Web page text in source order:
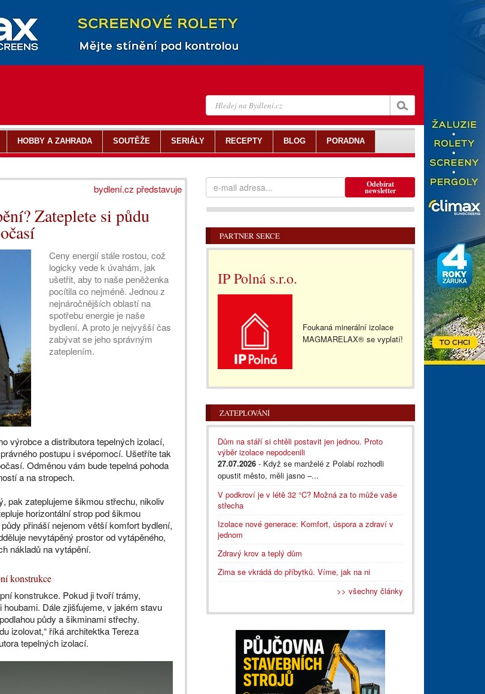
bydlení.cz představuje
Zateplete si půdu
Ceny energií stále rostou, což
logicky vede k úvahám, jak
ušetřit, aby to naše peněženka
pocítila co nejméně. Jednou z
nejnáročnějších oblastí na
spotřebu energie je naše
bydlení. A proto je nejvyšší čas
zabývat se jeho správným
zateplením.
výrobce a distributora tepelných izolací,
postupu i svépomocí. Ušetříte tak
Odměnou vám bude tepelná pohoda
a na stropech.
pak zateplujeme šikmou střechu, nikoliv
horizontální strop pod šikmou
přináší nejenom větší komfort bydlení,
nevytápěný prostor od vytápěného,
nákladů na vytápění.
konstrukce
konstrukce. Pokud ji tvoří trámy,
Dále zjišťujeme, v jakém stavu
půdy a šikminami střechy.
izolovat,“ říká architektka Tereza
tepelných izolací.
Odebírat
newsletter
PARTNER SEKCE
IP Polná s.r.o.
Foukaná minerální izolace
MAGMARELAX® se vyplatí!
ZATEPLOVÁNÍ
Dům na stáří si chtěli postavit jen jednou. Proto
výběr izolace nepodcenili
27.07.2026 - Když se manželé z Polabí rozhodli
opustit město, měli jasno –...
V podkroví je v létě 32 °C? Možná za to může vaše
střecha
Izolace nové generace: Komfort, úspora a zdraví v
jednom
Zdravý krov a teplý dům
Zima se vkrádá do příbytků. Víme, jak na ni
>> všechny články
HOBBY A ZAHRADA SOUTĚŽE SERIÁLY RECEPTY BLOG PORADNA